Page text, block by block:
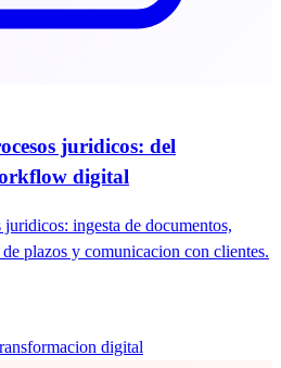
juridicos: del
digital
ingesta de documentos,
plazos y comunicacion con clientes.
digital